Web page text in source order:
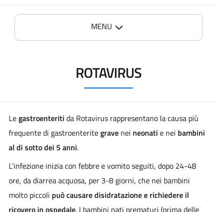
MENU
ROTAVIRUS
Legastroenteriti da Rotavirus rappresentano la causa più
frequente di gastroenteritegravenei neonati e nei bambini
al di sotto dei 5 anni.
L’infezione inizia con febbre e vomito seguiti, dopo 24-48
ore, da diarrea acquosa, per 3-8 giorni, che nei bambini
molto piccoli può causare disidratazione e richiedere il
ricovero in ospedale. I bambini nati prematuri (prima delle